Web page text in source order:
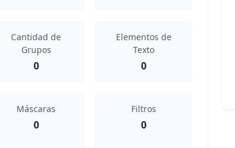
Cantidad de
Grupos
0
Elementos de
Texto
0
Máscaras
0
Filtros
0